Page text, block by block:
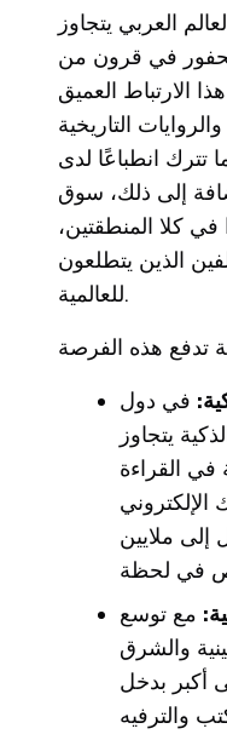
العربي يتجاوز
محفور في قرون من
الارتباط العميق
التاريخية
تترك انطباعًا لدى
إلى ذلك، سوق
في كلا المنطقتين،
الذين يتطلعون
للعالمية.
في دول
يتجاوز
القراءة
الإلكتروني
ملايين
مع توسع
والشرق
بدخل